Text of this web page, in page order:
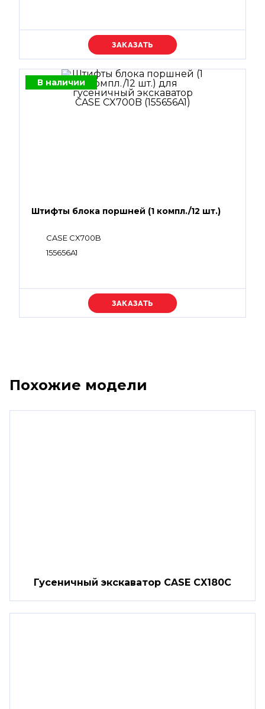
Уточняйте цену
В наличии
Штифты блока поршней (1 компл./12 шт.)
CASE CX700B
155656A1
Уточняйте цену
Похожие модели
Гусеничный экскаватор CASE CX180C